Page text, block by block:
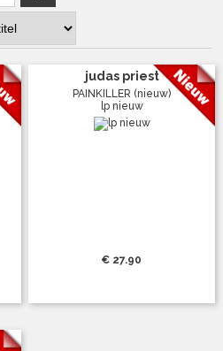
judas priest
PAINKILLER (nieuw)
lp nieuw
€ 27.90